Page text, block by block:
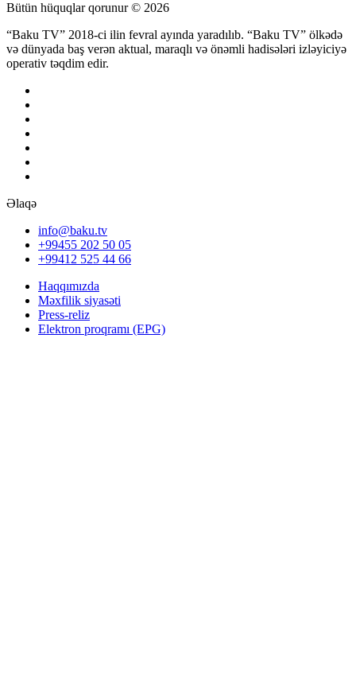
Bütün hüquqlar qorunur © 2026
“Baku TV” 2018-ci ilin fevral ayında yaradılıb. “Baku TV” ölkədə
və dünyada baş verən aktual, maraqlı və önəmli hadisələri izləyiciyə
operativ təqdim edir.
Əlaqə
info@baku.tv
+99455 202 50 05
+99412 525 44 66
Haqqımızda
Məxfilik siyasəti
Press-reliz
Elektron proqramı (EPG)